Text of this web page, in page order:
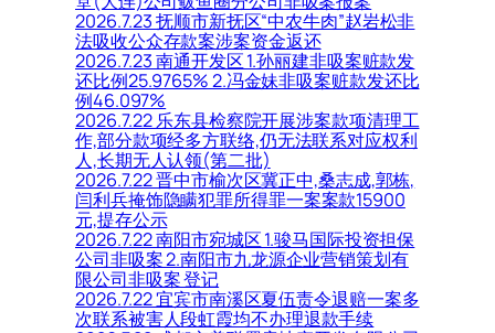
2026.7.23 抚顺市新抚区“中农牛肉”赵岩松非
法吸收公众存款案涉案资金返还
2026.7.23 南通开发区 1.孙丽建非吸案赃款发
还比例25.9765% 2.冯金妹非吸案赃款发还比
例46.097%
2026.7.22 乐东县检察院开展涉案款项清理工
作,部分款项经多方联络,仍无法联系对应权利
人,长期无人认领(第二批)
2026.7.22 晋中市榆次区冀正中,桑志成,郭栋,
闫利兵掩饰隐瞒犯罪所得罪一案案款15900
元,提存公示
2026.7.22 南阳市宛城区 1.骏马国际投资担保
公司非吸案 2.南阳市九龙源企业营销策划有
限公司非吸案 登记
2026.7.22 宜宾市南溪区夏伍责令退赔一案多
次联系被害人段虹霞均不办理退款手续